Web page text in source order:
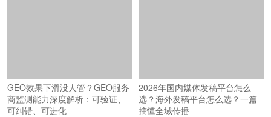
GEO效果下滑没人管？GEO服务
商监测能力深度解析：可验证、
可纠错、可进化
2026年国内媒体发稿平台怎么
选？海外发稿平台怎么选？一篇
搞懂全域传播